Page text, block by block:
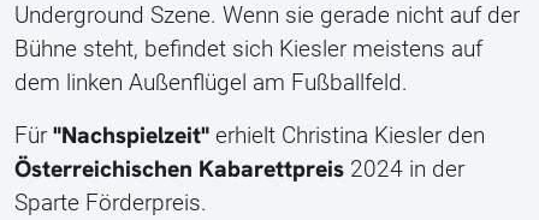
Underground Szene. Wenn sie gerade nicht auf der
Bühne steht, befindet sich Kiesler meistens auf
dem linken Außenflügel am Fußballfeld.
Für "Nachspielzeit" erhielt Christina Kiesler den
Österreichischen Kabarettpreis 2024 in der
Sparte Förderpreis.